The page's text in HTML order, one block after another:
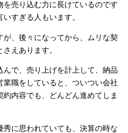
を売り込む力に長けているのです
すぎる人もいます。
、後々になってから、ムリな契
えあります。
で、売り上げを計上して、納品
職をしていると、ついつい会社
内容でも、どんどん進めてしま
に思われていても、決算の時な